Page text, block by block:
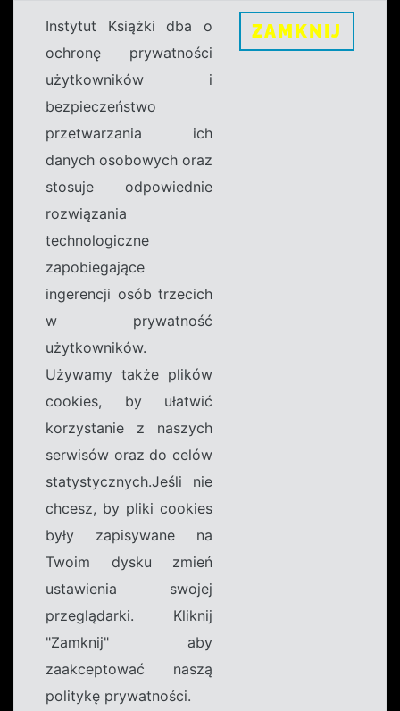
Instytut Książki dba o
ochronę prywatności
użytkowników i
bezpieczeństwo
przetwarzania ich
danych osobowych oraz
stosuje odpowiednie
rozwiązania
technologiczne
zapobiegające
ingerencji osób trzecich
w prywatność
użytkowników.
Używamy także plików
cookies, by ułatwić
korzystanie z naszych
serwisów oraz do celów
statystycznych.Jeśli nie
chcesz, by pliki cookies
były zapisywane na
Twoim dysku zmień
ustawienia swojej
przeglądarki. Kliknij
"Zamknij" aby
zaakceptować naszą
politykę prywatności.
ZAMKNIJ